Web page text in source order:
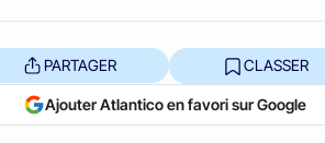
PARTAGER CLASSER
Ajouter Atlantico en favori sur Google